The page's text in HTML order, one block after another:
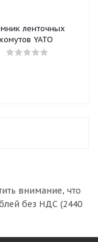
ленточных
YATO
внимание, что
без НДС (2440